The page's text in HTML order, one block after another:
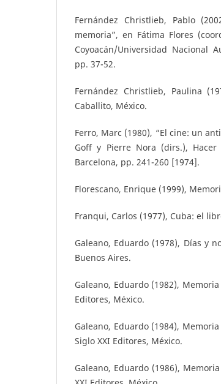
Fernández Christlieb, Pablo
memoria”, en Fátima Flores
Coyoacán/Universidad Nacional
pp. 37-52.
Fernández Christlieb, Paulina
Caballito, México.
Ferro, Marc (1980), “El cine: un
Goff y Pierre Nora (dirs.),
Barcelona, pp. 241-260 [1974].
Florescano, Enrique (1999),
Franqui, Carlos (1977), Cuba: el
Galeano, Eduardo (1978), Días y
Buenos Aires.
Galeano, Eduardo (1982),
Editores, México.
Galeano, Eduardo (1984),
Siglo XXI Editores, México.
Galeano, Eduardo (1986),